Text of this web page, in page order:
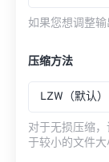
如果您想调整输
压缩方法
LZW（默认）
对于无损压缩
于较小的文件大